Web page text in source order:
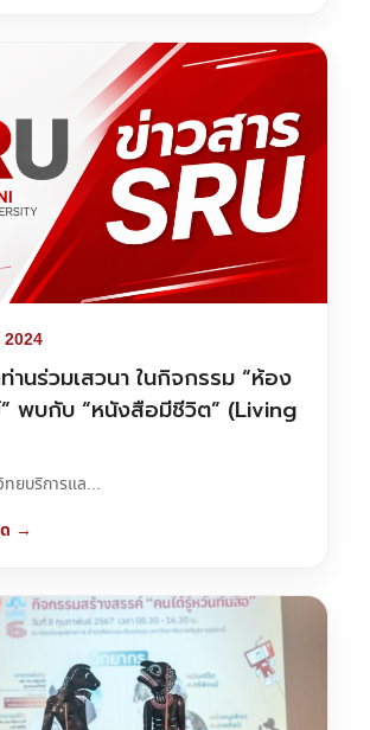
นร่วมเสวนา ในกิจกรรม “ห้อง
พบกับ “หนังสือมีชีวิต” (Living
ยบริการแล...
ด →